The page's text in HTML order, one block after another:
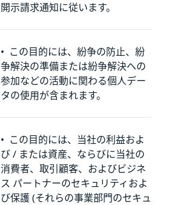
開示請求通知に従います。
• この目的には、紛争の防止、紛
争解決の準備または紛争解決への
参加などの活動に関わる個人デー
タの使用が含まれます。
• この目的には、当社の利益およ
び / または資産、ならびに当社の
消費者、取引顧客、およびビジネ
ス パートナーのセキュリティおよ
び保護 (それらの事業部門のセキュ